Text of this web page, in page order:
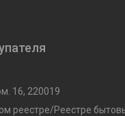
16, 220019
реестре/Реестре